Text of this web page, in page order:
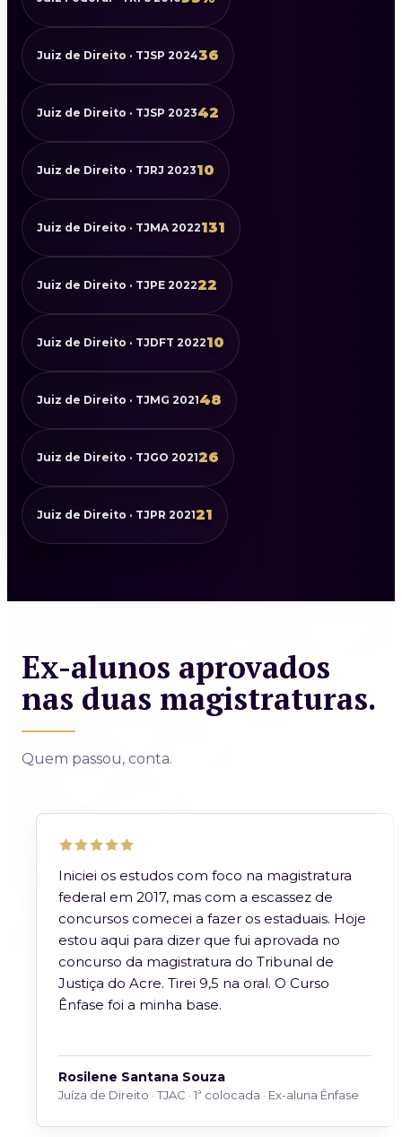
Juiz de Direito · TJSP 202436
Juiz de Direito · TJSP 202342
Juiz de Direito · TJRJ 202310
Juiz de Direito · TJMA 2022131
Juiz de Direito · TJPE 202222
Juiz de Direito · TJDFT 202210
Juiz de Direito · TJMG 202148
Juiz de Direito · TJGO 202126
Juiz de Direito · TJPR 202121
Ex-alunos aprovados
nas duas magistraturas.
Quem passou, conta.
Iniciei os estudos com foco na magistratura
federal em 2017, mas com a escassez de
concursos comecei a fazer os estaduais. Hoje
estou aqui para dizer que fui aprovada no
concurso da magistratura do Tribunal de
Justiça do Acre. Tirei 9,5 na oral. O Curso
Ênfase foi a minha base.
Rosilene Santana Souza
Juíza de Direito · TJAC · 1ª colocada · Ex-aluna Ênfase